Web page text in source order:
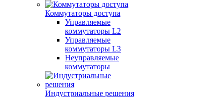
Коммутаторы доступа
Управляемые
коммутаторы L2
Управляемые
коммутаторы L3
Неуправляемые
коммутаторы
Индустриальные решения